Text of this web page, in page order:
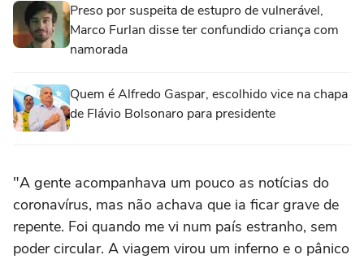
Preso por suspeita de estupro de vulnerável,
Marco Furlan disse ter confundido criança com
namorada
Quem é Alfredo Gaspar, escolhido vice na chapa
de Flávio Bolsonaro para presidente
"A gente acompanhava um pouco as notícias do
coronavírus, mas não achava que ia ficar grave de
repente. Foi quando me vi num país estranho, sem
poder circular. A viagem virou um inferno e o pânico